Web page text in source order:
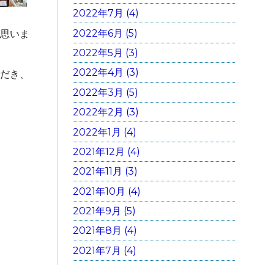
いま
き、
2022年7月 (4)
2022年6月 (5)
2022年5月 (3)
2022年4月 (3)
2022年3月 (5)
2022年2月 (3)
2022年1月 (4)
2021年12月 (4)
2021年11月 (3)
2021年10月 (4)
2021年9月 (5)
2021年8月 (4)
2021年7月 (4)